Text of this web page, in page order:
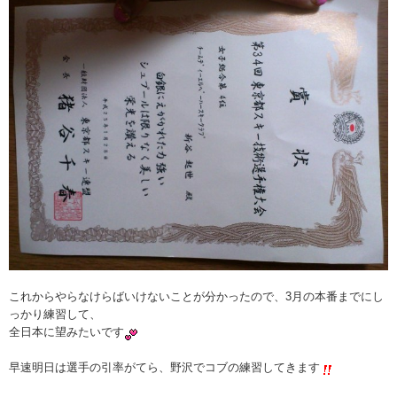
これからやらなけらばいけないことが分かったので、3月の本番までにし
っかり練習して、
全日本に望みたいです
早速明日は選手の引率がてら、野沢でコブの練習してきます